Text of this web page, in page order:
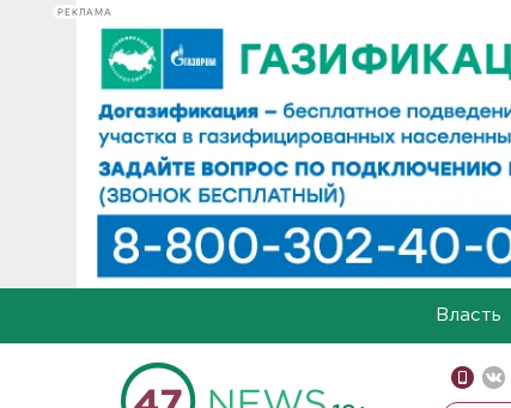
РЕКЛАМА
Власть